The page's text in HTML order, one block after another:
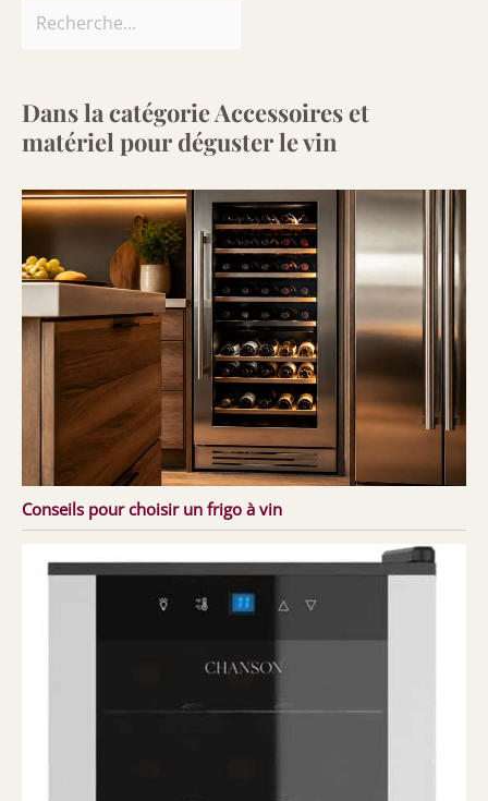
Dans la catégorie Accessoires et
matériel pour déguster le vin
Conseils pour choisir un frigo à vin